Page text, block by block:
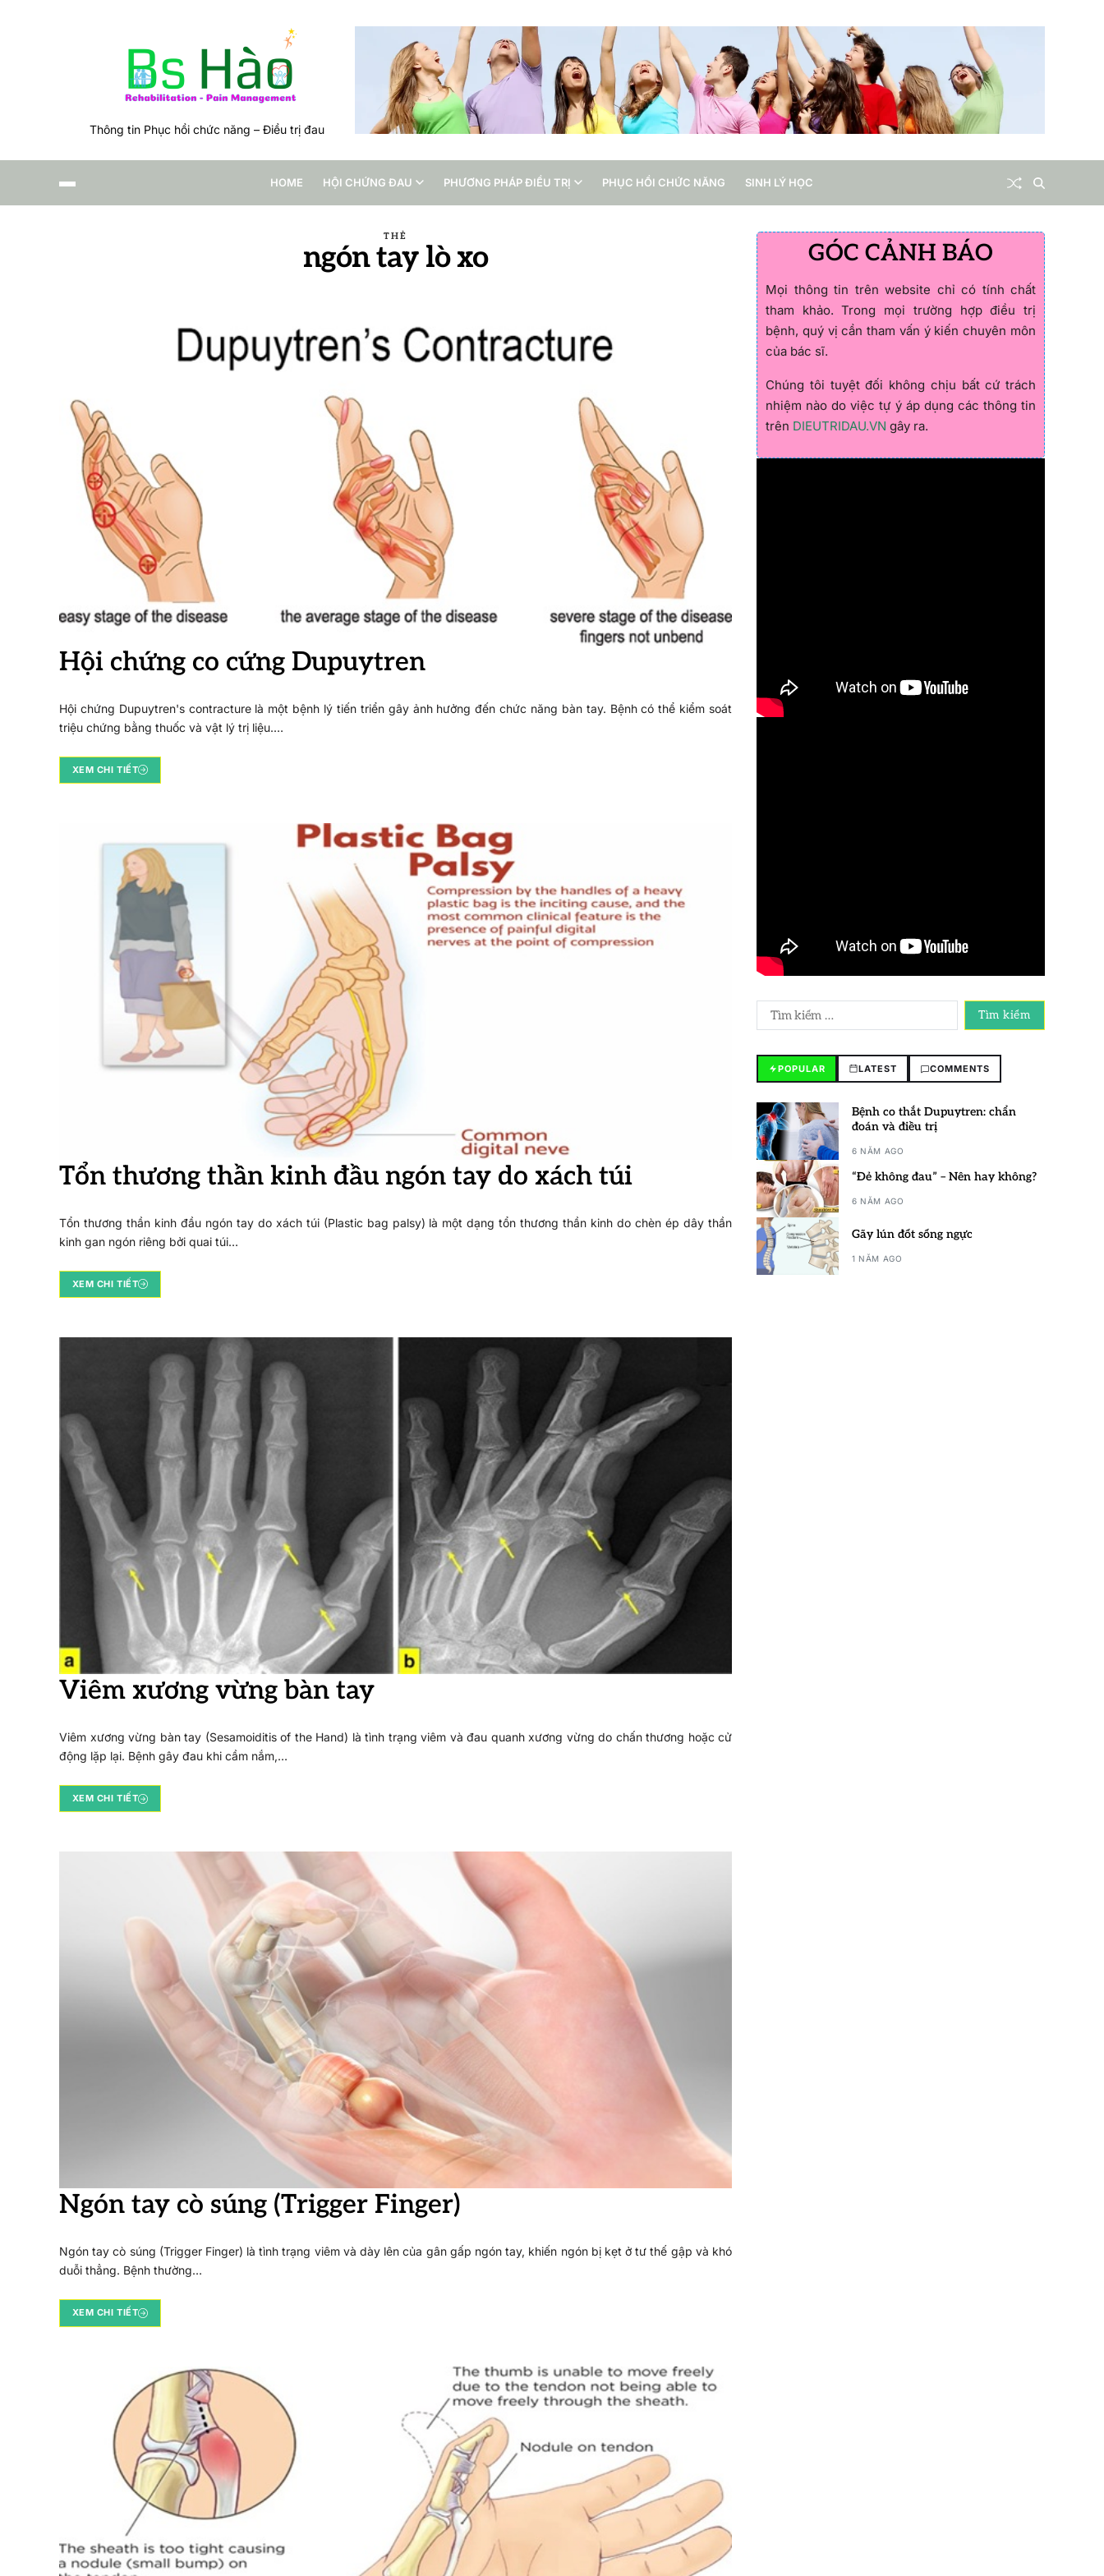
Thông tin Phục hồi chức năng – Điều trị đau
HOME HỘI CHỨNG ĐAU PHƯƠNG PHÁP ĐIỀU TRỊ PHỤC HỒI CHỨC NĂNG SINH LÝ HỌC
THẺ
ngón tay lò xo
Hội chứng co cứng Dupuytren
Hội chứng Dupuytren's contracture là một bệnh lý tiến triển gây ảnh hưởng đến chức năng bàn tay. Bệnh có thể kiểm soát
triệu chứng bằng thuốc và vật lý trị liệu.…
XEM CHI TIẾT
Tổn thương thần kinh đầu ngón tay do xách túi
Tổn thương thần kinh đầu ngón tay do xách túi (Plastic bag palsy) là một dạng tổn thương thần kinh do chèn ép dây thần
kinh gan ngón riêng bởi quai túi…
XEM CHI TIẾT
Viêm xương vừng bàn tay
Viêm xương vừng bàn tay (Sesamoiditis of the Hand) là tình trạng viêm và đau quanh xương vừng do chấn thương hoặc cử
động lặp lại. Bệnh gây đau khi cầm nắm,…
XEM CHI TIẾT
Ngón tay cò súng (Trigger Finger)
Ngón tay cò súng (Trigger Finger) là tình trạng viêm và dày lên của gân gấp ngón tay, khiến ngón bị kẹt ở tư thế gập và khó
duỗi thẳng. Bệnh thường…
XEM CHI TIẾT
GÓC CẢNH BÁO
Mọi thông tin trên website chỉ có tính chất
tham khảo. Trong mọi trường hợp điều trị
bệnh, quý vị cần tham vấn ý kiến chuyên môn
của bác sĩ.
Chúng tôi tuyệt đối không chịu bất cứ trách
nhiệm nào do việc tự ý áp dụng các thông tin
trên DIEUTRIDAU.VN gây ra.
POPULAR LATEST COMMENTS
Bệnh co thắt Dupuytren: chẩn
đoán và điều trị
6 NĂM AGO
“Đẻ không đau” – Nên hay không?
6 NĂM AGO
Gãy lún đốt sống ngực
1 NĂM AGO